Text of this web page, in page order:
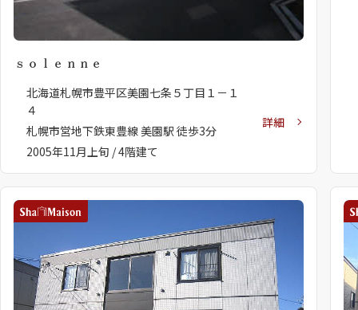
ｓｏｌｅｎｎｅ
北海道札幌市豊平区美園七条５丁目１－１
４
札幌市営地下鉄東豊線 美園駅 徒歩3分
2005年11月上旬 / 4階建て
詳細